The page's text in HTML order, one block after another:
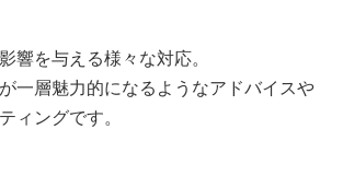
響を与える様々な対応。
一層魅力的になるようなアドバイスや
ィングです。